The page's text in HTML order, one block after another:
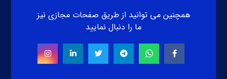
همچنین می توانید از طریق صفحات مجازی نیز
ما را دنبال نمایید